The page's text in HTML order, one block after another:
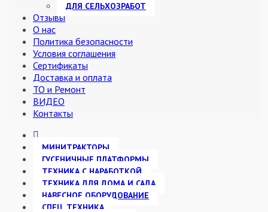
ДЛЯ СЕЛЬХОЗРАБОТ
Отзывы
О нас
Политика безопасности
Условия соглашения
Сертификаты
Доставка и оплата
ТО и Ремонт
ВИДЕО
Контакты
МИНИТРАКТОРЫ
ГУСЕНИЧНЫЕ ПЛАТФОРМЫ
ТЕХНИКА С НАРАБОТКОЙ
ТЕХНИКА ДЛЯ ДОМА И САДА
НАВЕСНОЕ ОБОРУДОВАНИЕ
СПЕЦ. ТЕХНИКА